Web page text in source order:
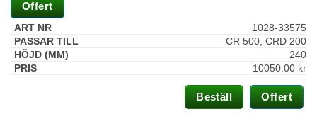
Offert
1028-33575
CR 500, CRD 200
240
10050.00 kr
Beställ Offert
här kakorna
kommer viss
funktionalitet
att försvinna
från